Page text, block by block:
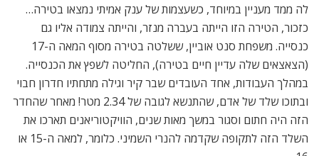
לה ממד מעניין במיוחד, כשעצמות של ענק אמיתי נמצאו בטירה…
כזכור, הטירה הזו הייתה בעברה מנזר, והייתה צמודה אליו גם
כנסייה. משפחת סנט אוביין, ששלטה בטירה מסוף המאה ה-17
(הצאצאים שלה עדיין חיים בטירה), החליטה לשפץ את הכנסייה.
במהלך העבודות, אחד העובדים שבר קיר וגילה מתחתיו חדרון חבוי
ובתוכו שלד של אדם, שהתנשא לגובה של 2.34 מטר! מאחר שהחדר
הזה היה חתום וסגור במשך מאות שנים, הוויקטוריאנים תארכו את
השלד הזה לתקופה שקדמה להנרי השמיני. כלומר, למאה ה-15 או